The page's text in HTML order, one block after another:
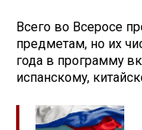
Всего во Всеросе
предметам, но их
года в программу
испанскому,